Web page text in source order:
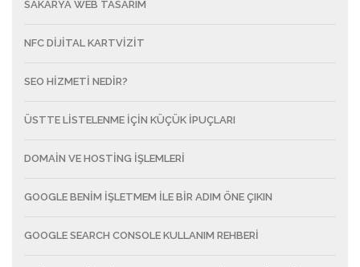
SAKARYA WEB TASARIM
NFC DIJITAL KARTVIZIT
SEO HİZMETİ NEDİR?
ÜSTTE LISTELENME IÇIN KÜÇÜK IPUÇLARI
DOMAIN VE HOSTING İŞLEMLERI
GOOGLE BENIM İŞLETMEM ILE BIR ADIM ÖNE ÇIKIN
GOOGLE SEARCH CONSOLE KULLANIM REHBERI